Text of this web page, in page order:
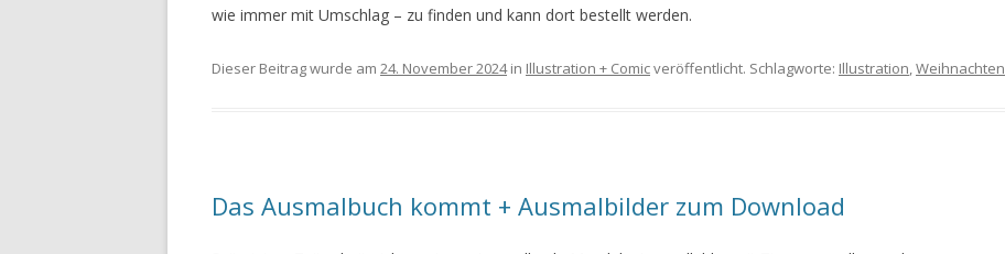
wie immer mit Umschlag – zu finden und kann dort bestellt werden.
Dieser Beitrag wurde am 24. November 2024in Illustration + Comicveröffentlicht. Schlagworte: Illustration,Weihnachten
Das Ausmalbuch kommt + Ausmalbilder zum Download